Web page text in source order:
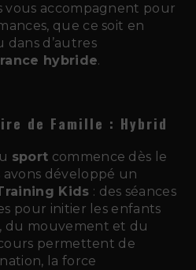
vous accompagnent pour
que ce soit en
dans d’autres
hybride.
de Famille : Hybrid
sport commence dès le
développé un
Kids : des séances
pour initier les enfants
du mouvement et du
permettent de
la force